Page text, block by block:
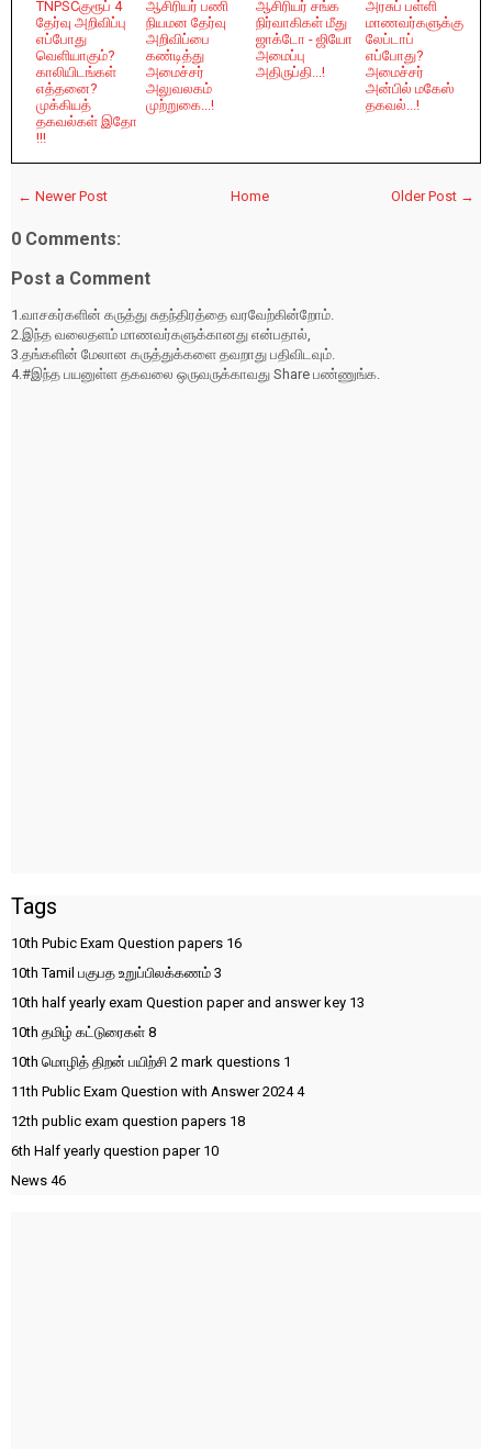
TNPSCகுரூப் 4
தேர்வு அறிவிப்பு
எப்போது
வெளியாகும்?
காலியிடங்கள்
எத்தனை?
முக்கியத்
தகவல்கள் இதோ
!!!
ஆசிரியர் பணி
நியமன தேர்வு
அறிவிப்பை
கண்டித்து
அமைச்சர்
அலுவலகம்
முற்றுகை...!
ஆசிரியர் சங்க
நிர்வாகிகள் மீது
ஜாக்டோ - ஜியோ
அமைப்பு
அதிருப்தி...!
அரசுப் பள்ளி
மாணவர்களுக்கு
லேப்டாப்
எப்போது?
அமைச்சர்
அன்பில் மகேஸ்
தகவல்...!
← Newer Post Older Post →
Home
0 Comments:
Post a Comment
1.வாசகர்களின் கருத்து சுதந்திரத்தை வரவேற்கின்றோம்.
2.இந்த வலைதளம் மாணவர்களுக்கானது என்பதால்,
3.தங்களின் மேலான கருத்துக்களை தவறாது பதிவிடவும்.
4.#இந்த பயனுள்ள தகவலை ஒருவருக்காவது Share பண்ணுங்க.
Tags
10th Pubic Exam Question papers 16
10th Tamil பகுபத உறுப்பிலக்கணம் 3
10th half yearly exam Question paper and answer key 13
10th தமிழ் கட்டுரைகள் 8
10th மொழித் திறன் பயிற்சி 2 mark questions 1
11th Public Exam Question with Answer 20244
12th public exam question papers 18
6th Half yearly question paper 10
News 46